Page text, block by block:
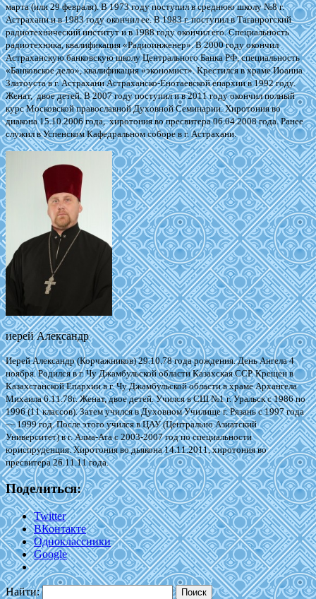
марта (или 29 февраля). В 1973 году поступил в среднюю школу №8 г.
Астрахани и в 1983 году окончил ее. В 1983 г. поступил в Таганрогский
радиотехнический институт и в 1988 году окончил его. Специальность
радиотехника, квалификация «Радиоинженер».В 2000 году окончил
Астраханскую банковскую школу Центрального Банка РФ, специальность
«Банковское дело», квалификация «экономист». Крестился в храме Иоанна
Златоуста в г. Астрахани Астраханско-Енотаевской епархии в 1992 году.
Женат, двое детей. В 2007 году поступил и в 2011 году окончил полный
курс Московской православной Духовной Семинарии. Хиротония во
диакона 15.10.2006 года, хиротония во пресвитера 06.04.2008 года. Ранее
служил в Успенском Кафедральном соборе в г. Астрахани.
иерей Александр
Иерей Александр (Корчажников) 29.10.78 года рождения. День Ангела 4
ноября. Родился в г. Чу Джамбульской области Казахская ССР. Крещен в
Казахстанской Епархии в г. Чу Джамбульской области в храме Архангела
Михаила 6.11.78г. Женат, двое детей.Учился в СШ №1 г. Уральск с 1986 по
1996 (11 классов). Затем учился в Духовном Училище г. Рязань с 1997 года
— 1999 год. После этого учился в ЦАУ (Центрально Азиатский
Университет) в г. Алма-Ата с 2003-2007 год по специальности
юриспруденция.Хиротония во дьякона 14.11.2011, хиротония во
пресвитера 26.11.11 года.
Поделиться:
Twitter
ВКонтакте
Одноклассники
Google
Найти: